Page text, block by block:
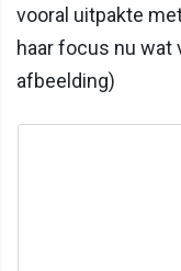
vooral uitpakte
haar focus nu wat
afbeelding)